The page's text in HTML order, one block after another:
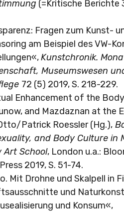
(=Kritische Berichte
Fragen zum Kunst-
am Beispiel des VW-
Kunstchronik.
Museumswesen
72 (5) 2019, S. 218-229.
Enhancement of the
and Mazdaznan at the
Patrick Roessler (Hg.),
and Body Culture in
Art School, London u.a.:
2019, S. 51-74.
Mit Drohne und Skalpell in
und
und Konsum«,